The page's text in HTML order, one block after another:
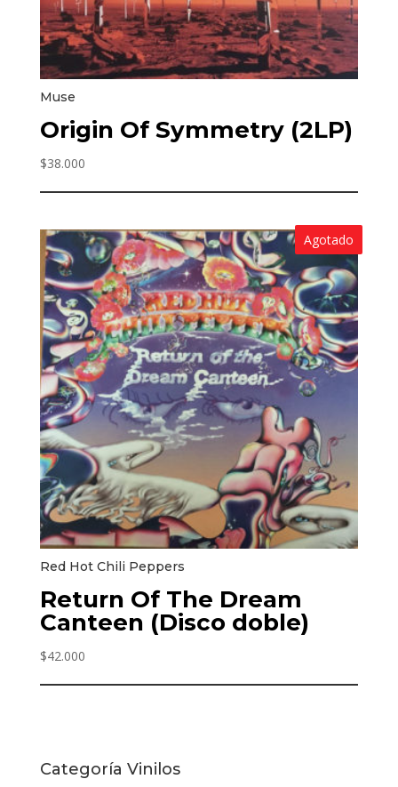
Muse
Origin Of Symmetry (2LP)
$38.000
Agotado
Red Hot Chili Peppers
Return Of The Dream
Canteen (Disco doble)
$42.000
Categoría Vinilos